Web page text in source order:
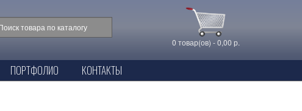
0 товар(ов) - 0,00 р.
ПОРТФОЛИО КОНТАКТЫ